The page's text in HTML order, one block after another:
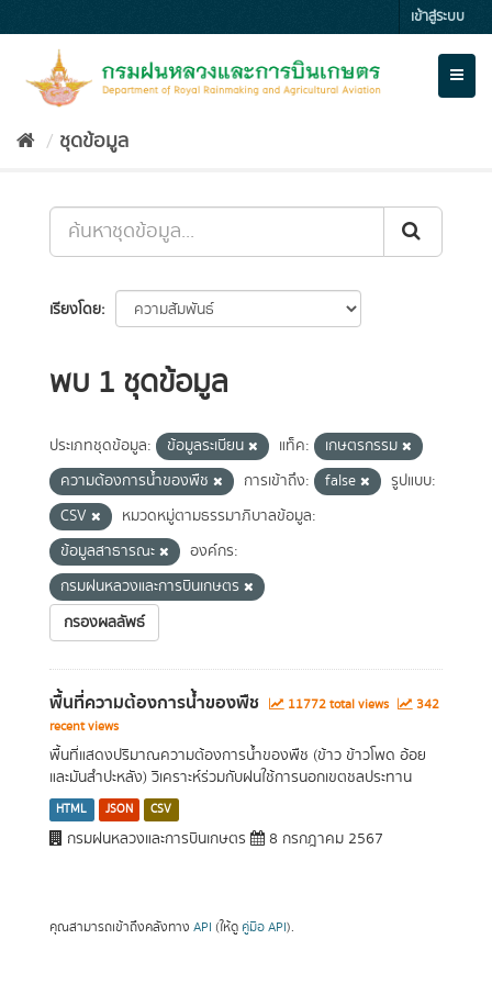
to
เข้าสู่ระบบ
ชุดข้อมูล
เรียงโดย
พบ 1 ชุดข้อมูล
ประเภทชุดข้อมูล: ข้อมูลระเบียน แท็ค:
เกษตรกรรม
ความต้องการน้ำของพืช
การเข้าถึง: false
รูปแบบ:
CSV
หมวดหมู่ตามธรรมาภิบาลข้อมูล:
ข้อมูลสาธารณะ
องค์กร:
กรมฝนหลวงและการบินเกษตร
กรองผลลัพธ์
พื้นที่ความต้องการน้ำของพืช 11772 total views
342
recent views
พื้นที่แสดงปริมาณความต้องการน้ำของพืช (ข้าว ข้าวโพด อ้อย
และมันสำปะหลัง) วิเคราะห์ร่วมกับฝนใช้การนอกเขตชลประทาน
HTML JSON CSV
กรมฝนหลวงและการบินเกษตร 8 กรกฎาคม 2567
คุณสามารถเข้าถึงคลังทาง API (ให้ดู คู่มือ API).